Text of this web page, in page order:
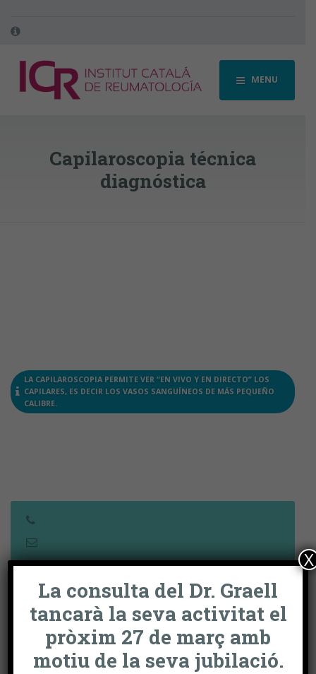
MENU
Capilaroscopia técnica
diagnóstica
LA CAPILAROSCOPIA PERMITE VER “EN VIVO Y EN DIRECTO” LOS
CAPILARES, ES DECIR LOS VASOS SANGUÍNEOS DE MÁS PEQUEÑO
CALIBRE.
UNIDADES MÉDICAS
Unidad de Artritis
La consulta del Dr. Graell
tancarà la seva activitat el
pròxim 27 de març amb
motiu de la seva jubilació.
X